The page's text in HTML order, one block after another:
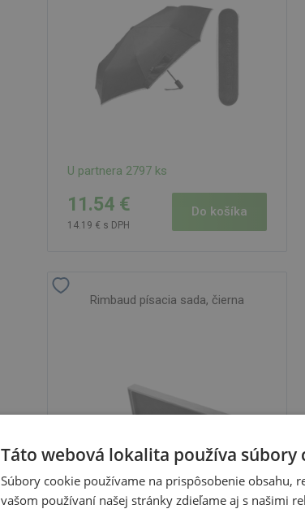
U partnera 2797 ks
11.54 €
14.19 € s DPH
Do košíka
Rimbaud písacia sada, čierna
Táto webová lokalita používa súbory
Súbory cookie používame na prispôsobenie obsahu,
vašom používaní našej stránky zdieľame aj s našimi